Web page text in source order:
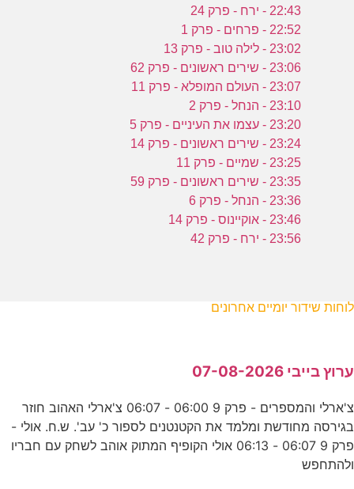
22:43 - ירח - פרק 24
22:52 - פרחים - פרק 1
23:02 - לילה טוב - פרק 13
23:06 - שירים ראשונים - פרק 62
23:07 - העולם המופלא - פרק 11
23:10 - הנחל - פרק 2
23:20 - עצמו את העיניים - פרק 5
23:24 - שירים ראשונים - פרק 14
23:25 - שמיים - פרק 11
23:35 - שירים ראשונים - פרק 59
23:36 - הנחל - פרק 6
23:46 - אוקיינוס - פרק 14
23:56 - ירח - פרק 42
לוחות שידור יומיים אחרונים
ערוץ בייבי 07-08-2026
צ'ארלי והמספרים - פרק 9 06:00 - 06:07 צ'ארלי האהוב חוזר
בגירסה מחודשת ומלמד את הקטנטנים לספור כ' עב'. ש.ח. אולי -
פרק 9 06:07 - 06:13 אולי הקופיף המתוק אוהב לשחק עם חבריו
ולהתחפש